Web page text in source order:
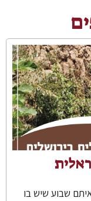
שבוע שיש בו